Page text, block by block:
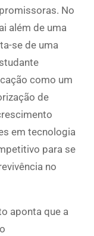
No
além de uma
se de uma
como um
de
em tecnologia
para se
no
aponta que a